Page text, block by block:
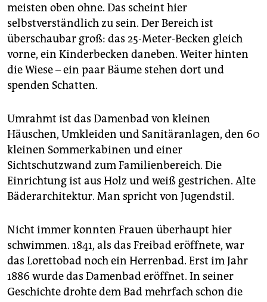
meisten oben ohne. Das scheint hier
selbstverständlich zu sein. Der Bereich ist
überschaubar groß: das 25-Meter-Becken gleich
vorne, ein Kinderbecken daneben. Weiter hinten
die Wiese – ein paar Bäume stehen dort und
spenden Schatten.
Umrahmt ist das Damenbad von kleinen
Häuschen, Umkleiden und Sanitäranlagen, den 60
kleinen Sommerkabinen und einer
Sichtschutzwand zum Familienbereich. Die
Einrichtung ist aus Holz und weiß gestrichen. Alte
Bäderarchitektur. Man spricht von Jugendstil.
Nicht immer konnten Frauen überhaupt hier
schwimmen. 1841, als das Freibad eröffnete, war
das Lorettobad noch ein Herrenbad. Erst im Jahr
1886 wurde das Damenbad eröffnet. In seiner
Geschichte drohte dem Bad mehrfach schon die